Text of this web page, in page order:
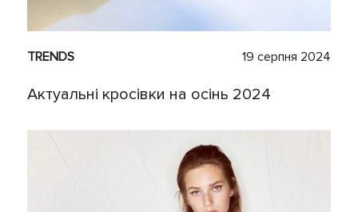
TRENDS 19 серпня 2024
Актуальні кросівки на осінь 2024